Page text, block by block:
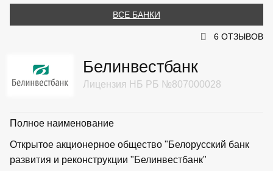
ВСЕ БАНКИ
6 ОТЗЫВОВ
Белинвестбанк
Лицензия НБ РБ №807000028
Полное наименование
Открытое акционерное общество "Белорусский банк
развития и реконструкции "Белинвестбанк"